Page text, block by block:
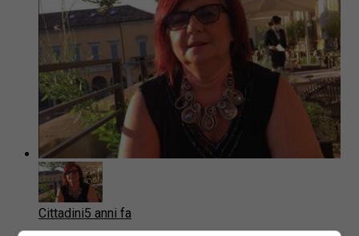
Cittadini5 anni fa